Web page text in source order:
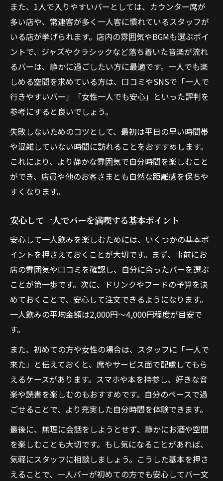
また、1人で入りやすいバーとしては、カウンター席が
多い店や、常連客が多く一人客に慣れているスタッフが
いる店が挙げられます。店内の雰囲気やBGMも選ぶポイ
ントで、ジャズやクラシックなど落ち着いた音楽が流れ
るバーは、静かに過ごしたい方に最適です。一人でも楽
しめる空間を求めている方は、口コミやSNSで「一人で
行きやすいバー」「女性一人でも安心」といった評判を
参考にすると良いでしょう。
失敗しないためのコツとして、最初は平日の早い時間帯
や混雑していない時間に訪れることをおすすめします。
これにより、より静かな雰囲気で自分時間を楽しむこと
ができ、店員や他のお客さまとも自然な距離感を保ちや
すくなります。
安心して一人でバーを満喫する基本ポイント
安心して一人飲みを楽しむためには、いくつかの基本ポ
イントを押さえておくことが大切です。まず、事前にお
店の雰囲気や口コミを確認し、自分に合ったバーを選ぶ
ことが第一歩です。次に、ドリンクやフードの予算を決
めておくことで、安心して注文できるようになります。
一人飲みの平均金額は2,000円〜4,000円程度が目安で
す。
また、初めての方や女性の場合は、スタッフに「一人で
来た」と伝えておくと、席やサービス面で配慮してもら
えるケースがあります。スマホや本を持参し、好きな音
楽や読書を楽しむのもおすすめです。自分のペースで過
ごせることで、より充実した自分時間を体験できます。
最後に、無理に会話をしようとせず、静かにお酒や空間
を楽しむことも大切です。もし気になることがあれば、
気軽にスタッフに相談しましょう。こうした基本を押さ
えることで、一人バーが初めての方でも安心してバー文